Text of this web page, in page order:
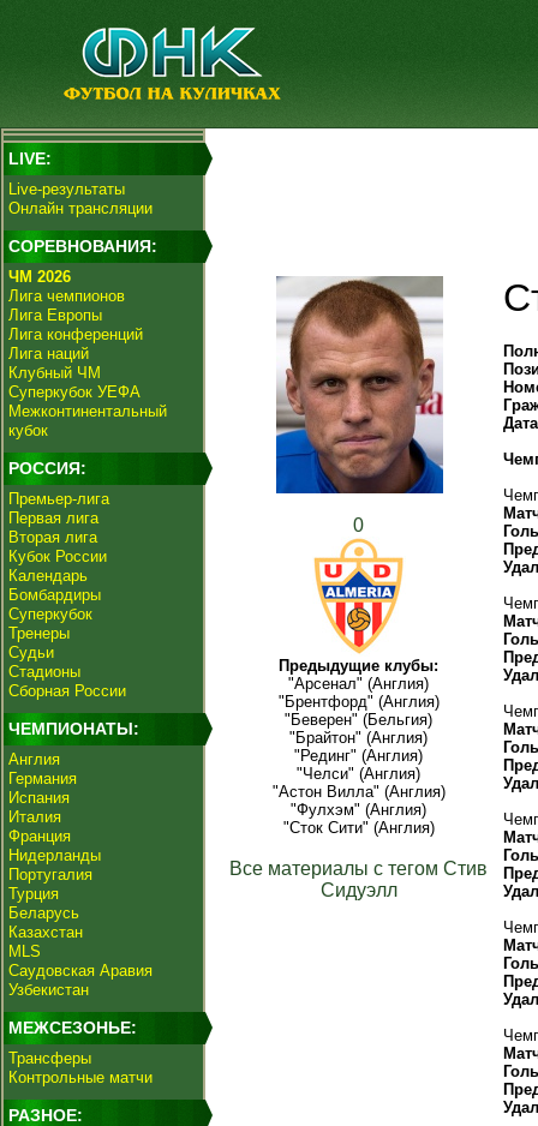
LIVE:
Live-результаты
Онлайн трансляции
СОРЕВНОВАНИЯ:
ЧМ 2026
Лига чемпионов
Лига Европы
Лига конференций
Лига наций
Клубный ЧМ
Суперкубок УЕФА
Межконтинентальный
кубок
РОССИЯ:
Премьер-лига
Первая лига
Вторая лига
Кубок России
Календарь
Бомбардиры
Суперкубок
Тренеры
Судьи
Стадионы
Сборная России
ЧЕМПИОНАТЫ:
Англия
Германия
Испания
Италия
Франция
Нидерланды
Португалия
Турция
Беларусь
Казахстан
MLS
Саудовская Аравия
Узбекистан
МЕЖСЕЗОНЬЕ:
Трансферы
Контрольные матчи
РАЗНОЕ:
0
Предыдущие клубы:
"Арсенал" (Англия)
"Брентфорд" (Англия)
"Беверен" (Бельгия)
"Брайтон" (Англия)
"Рединг" (Англия)
"Челси" (Англия)
"Астон Вилла" (Англия)
"Фулхэм" (Англия)
"Сток Сити" (Англия)
Все материалы с тегом Стив
Сидуэлл